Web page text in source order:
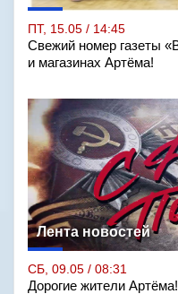
ПТ, 15.05 / 14:45
Свежий номер газеты
и магазинах Артёма!
Лента новостей
СБ, 09.05 / 08:31
Дорогие жители